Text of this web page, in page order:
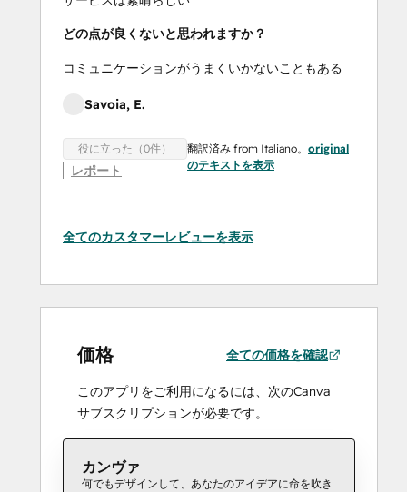
どの点が良くないと思われますか？
コミュニケーションがうまくいかないこともある
Savoia, E.
役に立った（0件）
レポート
翻訳済み from Italiano。 original
のテキストを表示
全てのカスタマーレビューを表示
価格 全ての価格を確認
このアプリをご利用になるには、次のCanva
サブスクリプションが必要です。
カンヴァ
何でもデザインして、あなたのアイデアに命を吹き